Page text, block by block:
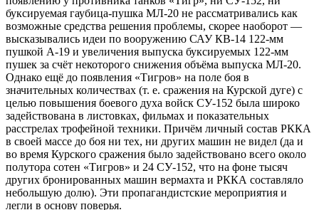
буксируемая гаубица-пушка МЛ-20 не рассматривались как
возможные средства решения проблемы, скорее наоборот —
высказывались идеи по вооружению САУ КВ-14 122-мм
пушкой А-19 и увеличения выпуска буксируемых 122-мм
пушек за счёт некоторого снижения объёма выпуска МЛ-20.
Однако ещё до появления «Тигров» на поле боя в
значительных количествах (т. е. сражения на Курской дуге) с
целью повышения боевого духа войск СУ-152 была широко
задействована в листовках, фильмах и показательных
расстрелах трофейной техники. Причём личный состав РККА
в своей массе до боя ни тех, ни других машин не видел (да и
во время Курского сражения было задействовано всего около
полутора сотен «Тигров» и 24 СУ-152, что на фоне тысяч
других бронированных машин вермахта и РККА составляло
небольшую долю). Эти пропагандистские мероприятия и
легли в основу поверья.